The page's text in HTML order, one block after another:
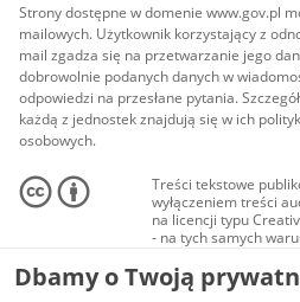
Strony dostępne w domenie www.gov.pl
mailowych. Użytkownik korzystający z
mail zgadza się na przetwarzanie jego
dobrowolnie podanych danych w
odpowiedzi na przesłane pytania.
każdą z jednostek znajdują się w ich
osobowych.
Treści tekstowe
wyłączeniem treści
na licencji typu
- na tych samych
Materiały
audio i wideo, są
Creative Commons:
Dbamy o Twoją